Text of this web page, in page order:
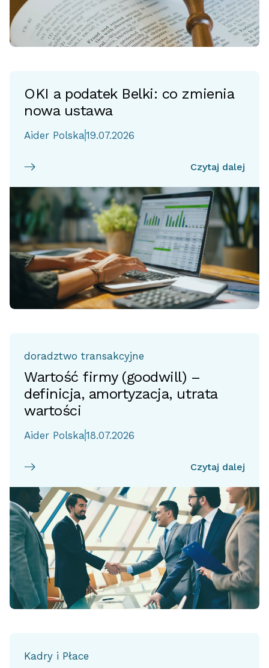
OKI a podatek Belki: co zmienia
nowa ustawa
Aider Polska19.07.2026
Czytaj dalej
doradztwo transakcyjne
Wartość firmy (goodwill) –
definicja, amortyzacja, utrata
wartości
Aider Polska18.07.2026
Czytaj dalej
Kadry i Płace